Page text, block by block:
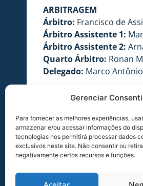
Gerenciar
Para fornecer as melhores experiências,
armazenar e/ou acessar informações do
tecnologias nos permitirá processar dados
exclusivos neste site. Não consentir ou
negativamente certos recursos e funções.
ARBITRAGEM
Árbitro: Francisco de
Árbitro Assistente 1:
Árbitro Assistente 2:
Quarto Árbitro: Ronan
Delegado: Marco Antônio
Avaí x Luverdense-
Competição:
Data:01/08/2014
Hora:21 horas
Estádio:Ressacada